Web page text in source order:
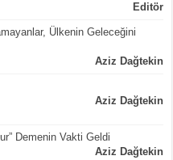
Editör
Ülkenin Geleceğini
Aziz Dağtekin
Aziz Dağtekin
Demenin Vakti Geldi
Aziz Dağtekin